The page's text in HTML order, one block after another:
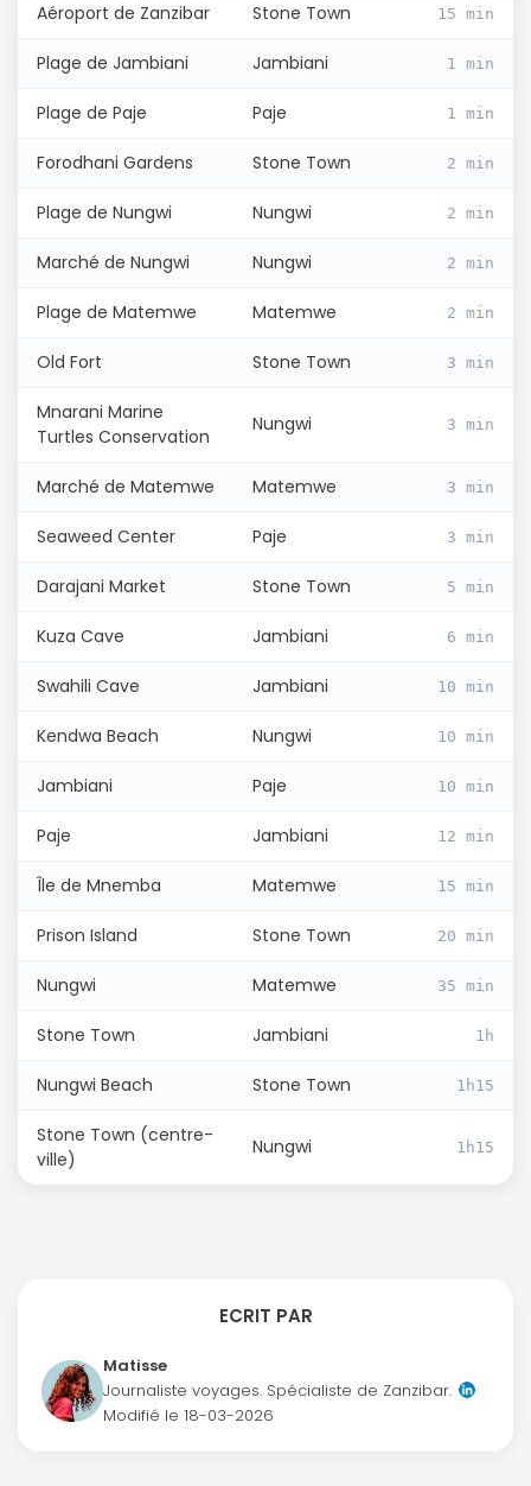
Aéroport de Zanzibar Stone Town 15 min
Plage de Jambiani Jambiani 1 min
Plage de Paje Paje 1 min
Forodhani Gardens Stone Town 2 min
Plage de Nungwi Nungwi 2 min
Marché de Nungwi Nungwi 2 min
Plage de Matemwe Matemwe 2 min
Old Fort Stone Town 3 min
Mnarani Marine
Turtles Conservation
Nungwi 3 min
Marché de Matemwe Matemwe 3 min
Seaweed Center Paje 3 min
Darajani Market Stone Town 5 min
Kuza Cave Jambiani 6 min
Swahili Cave Jambiani 10 min
Kendwa Beach Nungwi 10 min
Jambiani Paje 10 min
Paje Jambiani 12 min
Île de Mnemba Matemwe 15 min
Prison Island Stone Town 20 min
Nungwi Matemwe 35 min
Stone Town Jambiani 1h
Nungwi Beach Stone Town 1h15
Stone Town (centre-
ville)
Nungwi 1h15
ECRIT PAR
Matisse
Journaliste voyages. Spécialiste de Zanzibar.
Modifié le 18-03-2026
ou connectez-vous par mail
Politique de